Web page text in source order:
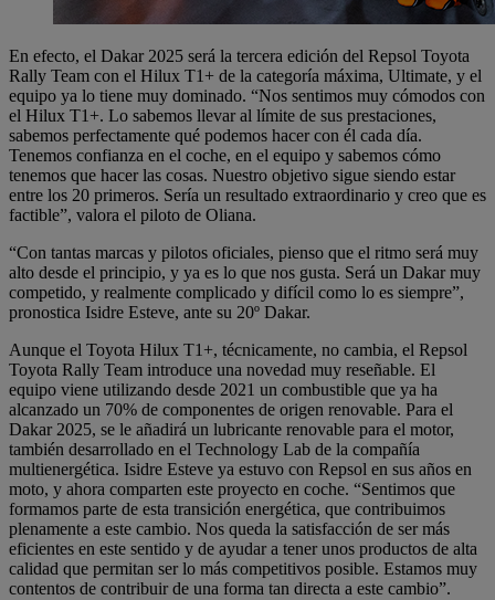
En efecto, el Dakar 2025 será la tercera edición del Repsol Toyota
Rally Team con el Hilux T1+ de la categoría máxima, Ultimate, y el
equipo ya lo tiene muy dominado. “Nos sentimos muy cómodos con
el Hilux T1+. Lo sabemos llevar al límite de sus prestaciones,
sabemos perfectamente qué podemos hacer con él cada día.
Tenemos confianza en el coche, en el equipo y sabemos cómo
tenemos que hacer las cosas. Nuestro objetivo sigue siendo estar
entre los 20 primeros. Sería un resultado extraordinario y creo que es
factible”, valora el piloto de Oliana.
“Con tantas marcas y pilotos oficiales, pienso que el ritmo será muy
alto desde el principio, y ya es lo que nos gusta. Será un Dakar muy
competido, y realmente complicado y difícil como lo es siempre”,
pronostica Isidre Esteve, ante su 20º Dakar.
Aunque el Toyota Hilux T1+, técnicamente, no cambia, el Repsol
Toyota Rally Team introduce una novedad muy reseñable. El
equipo viene utilizando desde 2021 un combustible que ya ha
alcanzado un 70% de componentes de origen renovable. Para el
Dakar 2025, se le añadirá un lubricante renovable para el motor,
también desarrollado en el Technology Lab de la compañía
multienergética. Isidre Esteve ya estuvo con Repsol en sus años en
moto, y ahora comparten este proyecto en coche. “Sentimos que
formamos parte de esta transición energética, que contribuimos
plenamente a este cambio. Nos queda la satisfacción de ser más
eficientes en este sentido y de ayudar a tener unos productos de alta
calidad que permitan ser lo más competitivos posible. Estamos muy
contentos de contribuir de una forma tan directa a este cambio”.